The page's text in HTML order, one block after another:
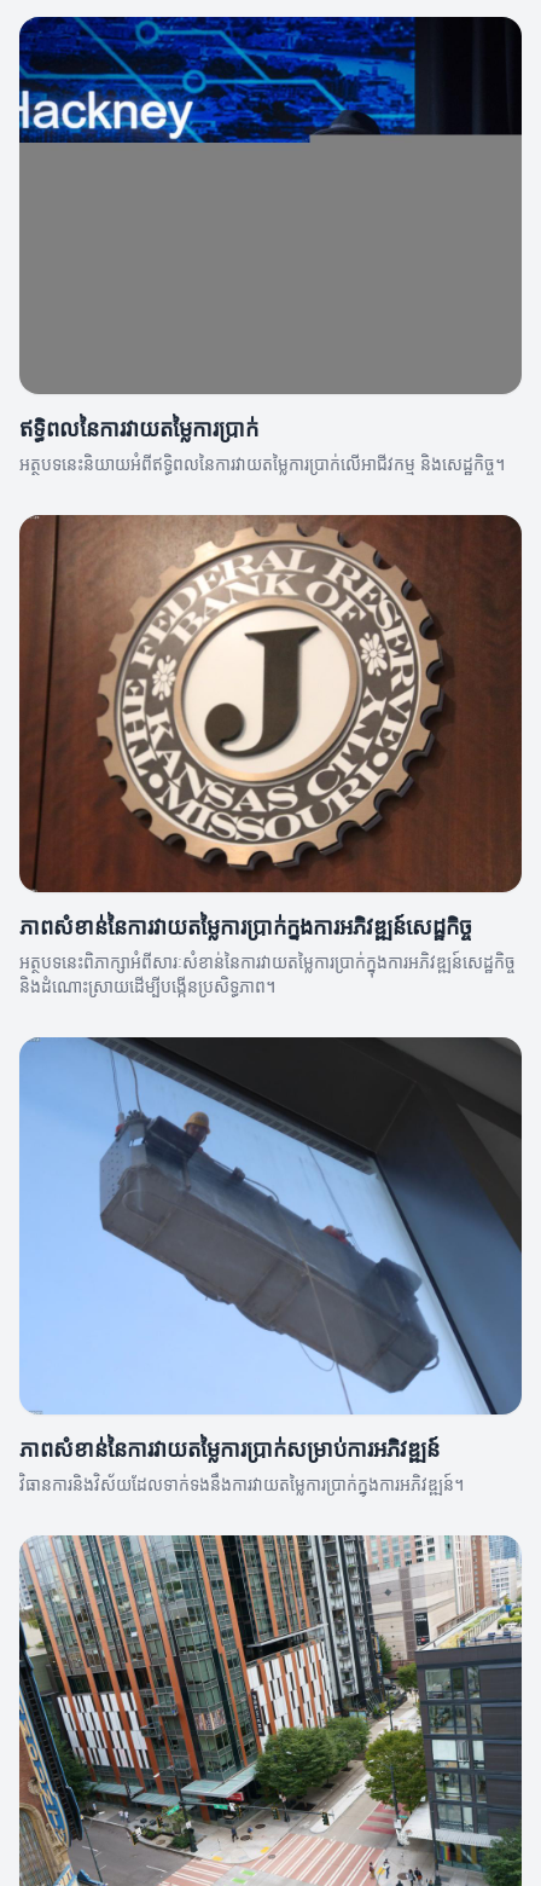
ឥទ្ធិពលនៃការវាយតម្លៃការប្រាក់
អត្ថបទនេះនិយាយអំពីឥទ្ធិពលនៃការវាយតម្លៃការប្រាក់លើអាជីវកម្ម និងសេដ្ឋកិច្ច។
ភាពសំខាន់នៃការវាយតម្លៃការប្រាក់ក្នុងការអភិវឌ្ឍន៍សេដ្ឋកិច្ច
អត្ថបទនេះពិភាក្សាអំពីសារៈសំខាន់នៃការវាយតម្លៃការប្រាក់ក្នុងការអភិវឌ្ឍន៍សេដ្ឋកិច្ច
និងដំណោះស្រាយដើម្បីបង្កើនប្រសិទ្ធភាព។
ភាពសំខាន់នៃការវាយតម្លៃការប្រាក់សម្រាប់ការអភិវឌ្ឍន៍
វិធានការនិងវិស័យដែលទាក់ទងនឹងការវាយតម្លៃការប្រាក់ក្នុងការអភិវឌ្ឍន៍។